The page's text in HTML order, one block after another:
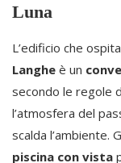
Luna
L’edificio che
Langhe è un
secondo le regole
l’atmosfera del
scalda l’ambiente.
piscina con vista